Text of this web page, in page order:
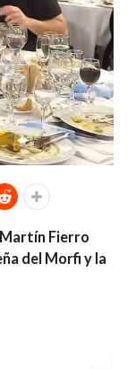
Martín Fierro
del Morfi y la